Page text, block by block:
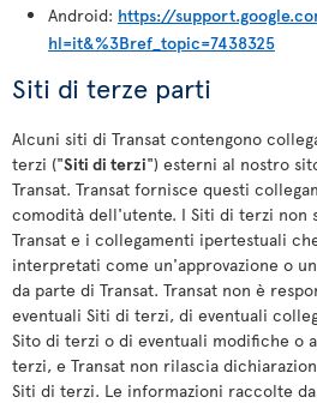
Android: https://
hl=it&%3Bref_topic=7438325
Siti di terze parti
Alcuni siti di Transat contengono
terzi ("Siti di terzi") esterni al nostro
Transat. Transat fornisce questi
comodità dell'utente. I Siti di terzi non
Transat e i collegamenti ipertestuali
interpretati come un'approvazione o
da parte di Transat. Transat non è
eventuali Siti di terzi, di eventuali
Sito di terzi o di eventuali modifiche o
terzi, e Transat non rilascia
Siti di terzi. Le informazioni raccolte